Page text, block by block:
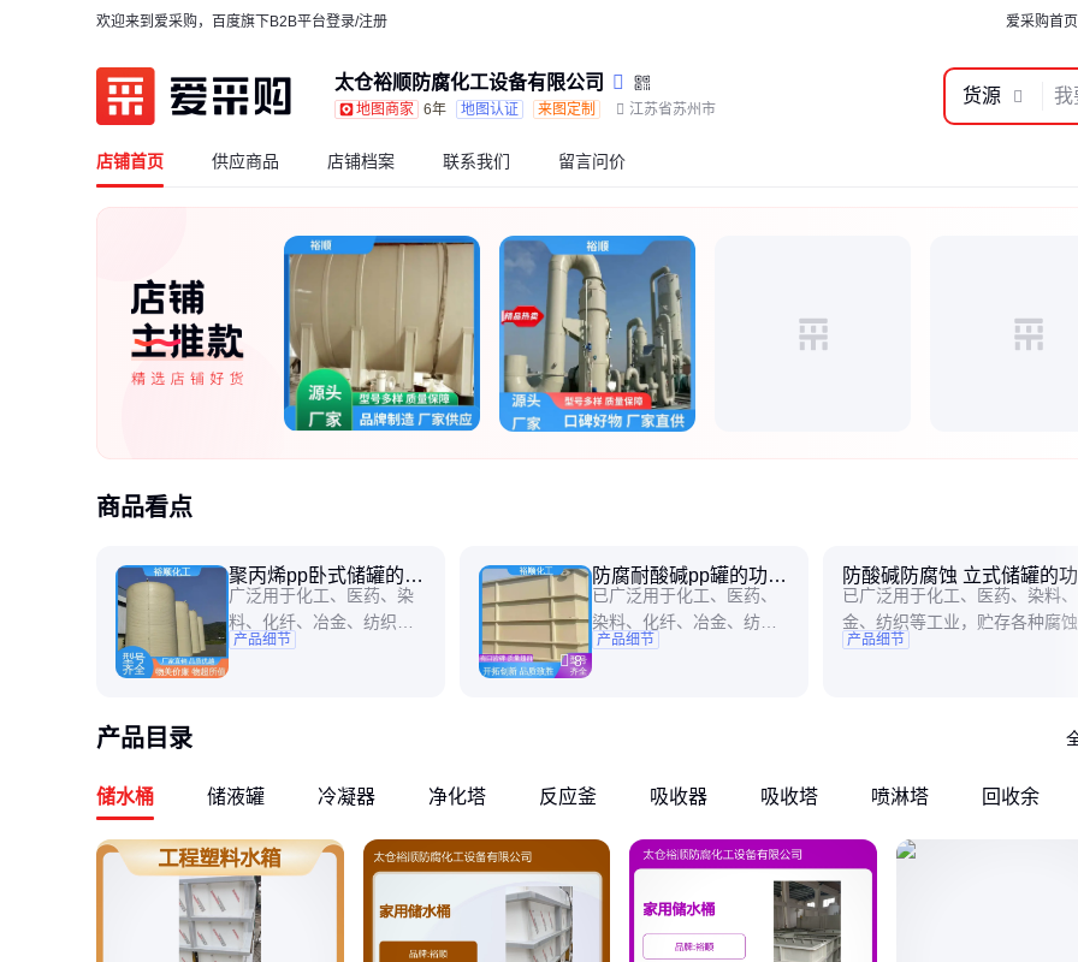
欢迎来到爱采购，百度旗下B2B平台登录/注册 爱采购首页
太仓裕顺防腐化工设备有限公司
地图商家 6年 地图认证 来图定制 江苏省苏州市
货源
店铺首页 供应商品 店铺档案 联系我们 留言问价
商品看点
聚丙烯pp卧式储罐的功
能及应用
广泛用于化工、医药、染
料、化纤、冶金、纺织等
工业，贮存各种腐蚀性介
120℃,PVC-10℃~60℃。
产品细节
8
防腐耐酸碱pp罐的功能
及应用
已广泛用于化工、医药、
染料、化纤、冶金、纺织
等工业，贮存各种腐蚀性
10℃~120℃,PVC-10℃~6
产品细节
防酸碱防腐蚀 立式储罐的功
用
已广泛用于化工、医药、染料、
金、纺织等工业，贮存各种腐蚀
具有防腐，使用期长、自重量轻
120℃,PVC-10℃~60℃。工作压
产品细节
产品目录
储水桶 储液罐 冷凝器 净化塔 反应釜 吸收器 吸收塔 喷淋塔 回收余